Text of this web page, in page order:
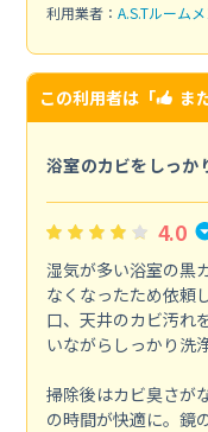
利用業者： A.S.Tルーム
この利用者は「 ま
浴室のカビをしっか
4.0
湿気が多い浴室の黒
なくなったため依頼
口、天井のカビ汚れ
いながらしっかり洗
掃除後はカビ臭さが
の時間が快適に。鏡